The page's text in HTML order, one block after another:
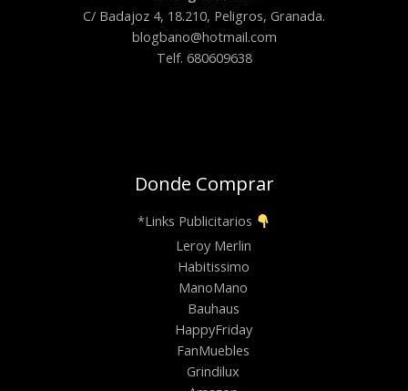
C/ Badajoz 4, 18.210, Peligros, Granada.
blogbano@hotmail.com
Telf. 680609638
Donde Comprar
*Links Publicitarios
Leroy Merlin
Habitissimo
ManoMano
Bauhaus
HappyFriday
FanMuebles
Grindilux